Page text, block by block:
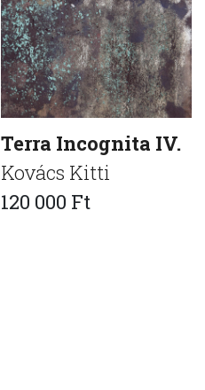
Terra Incognita IV.
Kovács Kitti
120 000 Ft